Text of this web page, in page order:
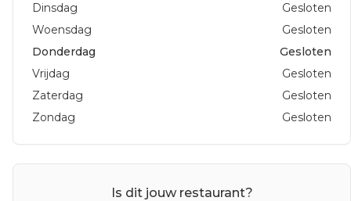
Dinsdag
Gesloten
Woensdag
Gesloten
Donderdag
Gesloten
Vrijdag
Gesloten
Zaterdag
Gesloten
Zondag
Gesloten
Is dit jouw restaurant?